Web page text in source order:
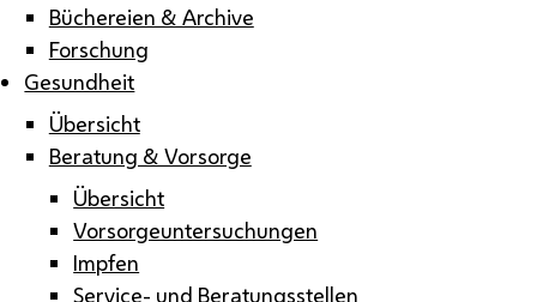
Büchereien & Archive
Forschung
Gesundheit
Übersicht
Beratung & Vorsorge
Übersicht
Vorsorgeuntersuchungen
Impfen
Service- und Beratungsstellen